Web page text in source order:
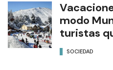
modo
turistas
SOCIEDAD